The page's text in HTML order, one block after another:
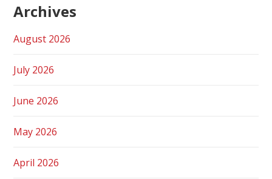
Archives
August 2026
July 2026
June 2026
May 2026
April 2026